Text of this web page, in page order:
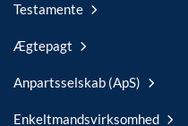
Testamente
Ægtepagt
Anpartsselskab (ApS)
Enkeltmandsvirksomhed